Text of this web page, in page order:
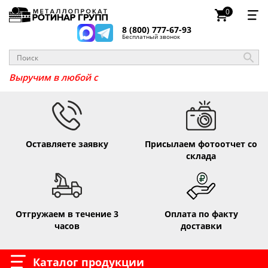
8 (800) 777-67-93
Бесплатный звонок
0
Выручим в люб _
Оставляете заявку
Присылаем фотоотчет со
склада
Отгружаем в течение 3
часов
Оплата по факту
доставки
Каталог продукции